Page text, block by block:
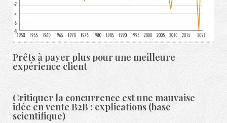
Prêts à payer plus pour une meilleure
expérience client
Critiquer la concurrence est une mauvaise
idée en vente B2B : explications (base
scientifique)